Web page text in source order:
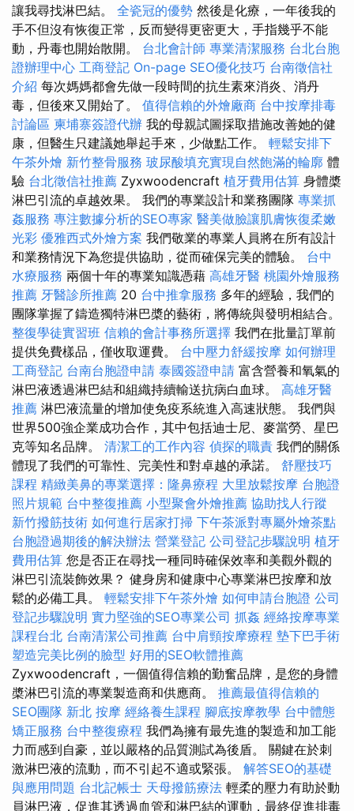
讓我尋找淋巴結。 全瓷冠的優勢 然後是化療，一年後我的
手不但沒有恢復正常，反而變得更密更大，手指幾乎不能
動，丹毒也開始散開。 台北會計師 專業清潔服務 台北台胞
證辦理中心 工商登記 On-page SEO優化技巧 台南徵信社
介紹 每次媽媽都會先做一段時間的抗生素來消炎、消丹
毒，但後來又開始了。 值得信賴的外燴廠商 台中按摩排毒
討論區 柬埔寨簽證代辦 我的母親試圖採取措施改善她的健
康，但醫生只建議她舉起手來，少做點工作。 輕鬆安排下
午茶外燴 新竹整骨服務 玻尿酸填充實現自然飽滿的輪廓 體
驗 台北徵信社推薦 Zyxwoodencraft 植牙費用估算 身體槳
淋巴引流的卓越效果。 我們的專業設計和業務團隊 專業抓
姦服務 專注數據分析的SEO專家 醫美做臉讓肌膚恢復柔嫩
光彩 優雅西式外燴方案 我們敬業的專業人員將在所有設計
和業務情況下為您提供協助，從而確保完美的體驗。 台中
水療服務 兩個十年的專業知識憑藉 高雄牙醫 桃園外燴服務
推薦 牙醫診所推薦 20 台中推拿服務 多年的經驗，我們的
團隊掌握了鑄造獨特淋巴槳的藝術，將傳統與發明相結合。
整復學徒實習班 信賴的會計事務所選擇 我們在批量訂單前
提供免費樣品，僅收取運費。 台中壓力舒緩按摩 如何辦理
工商登記 台南台胞證申請 泰國簽證申請 富含營養和氧氣的
淋巴液透過淋巴結和組織持續輸送抗病白血球。 高雄牙醫
推薦 淋巴液流量的增加使免疫系統進入高速狀態。 我們與
世界500強企業成功合作，其中包括迪士尼、麥當勞、星巴
克等知名品牌。 清潔工的工作內容 偵探的職責 我們的關係
體現了我們的可靠性、完美性和對卓越的承諾。 舒壓技巧
課程 精緻美鼻的專業選擇：隆鼻療程 大里放鬆按摩 台胞證
照片規範 台中整復推薦 小型聚會外燴推薦 協助找人行蹤
新竹撥筋技術 如何進行居家打掃 下午茶派對專屬外燴茶點
台胞證過期後的解決辦法 營業登記 公司登記步驟說明 植牙
費用估算 您是否正在尋找一種同時確保效率和美觀外觀的
淋巴引流裝飾效果？ 健身房和健康中心專業淋巴按摩和放
鬆的必備工具。 輕鬆安排下午茶外燴 如何申請台胞證 公司
登記步驟說明 實力堅強的SEO專業公司 抓姦 經絡按摩專業
課程台北 台南清潔公司推薦 台中肩頸按摩療程 墊下巴手術
塑造完美比例的臉型 好用的SEO軟體推薦
Zyxwoodencraft，一個值得信賴的勤奮品牌，是您的身體
槳淋巴引流的專業製造商和供應商。 推薦最值得信賴的
SEO團隊 新北 按摩 經絡養生課程 腳底按摩教學 台中體態
矯正服務 台中整復療程 我們為擁有最先進的製造和加工能
力而感到自豪，並以嚴格的品質測試為後盾。 關鍵在於刺
激淋巴液的流動，而不引起不適或緊張。 解答SEO的基礎
與應用問題 台北記帳士 天母撥筋療法 輕柔的壓力有助於動
員淋巴液，促進其透過血管和淋巴結的運動，最終促進排毒